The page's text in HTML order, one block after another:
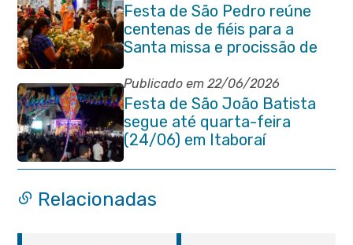
Festa de São Pedro reúne
centenas de fiéis para a
Santa missa e procissão de
encerramento e shows
Publicado em 22/06/2026
Festa de São João Batista
segue até quarta-feira
(24/06) em Itaboraí
Relacionadas